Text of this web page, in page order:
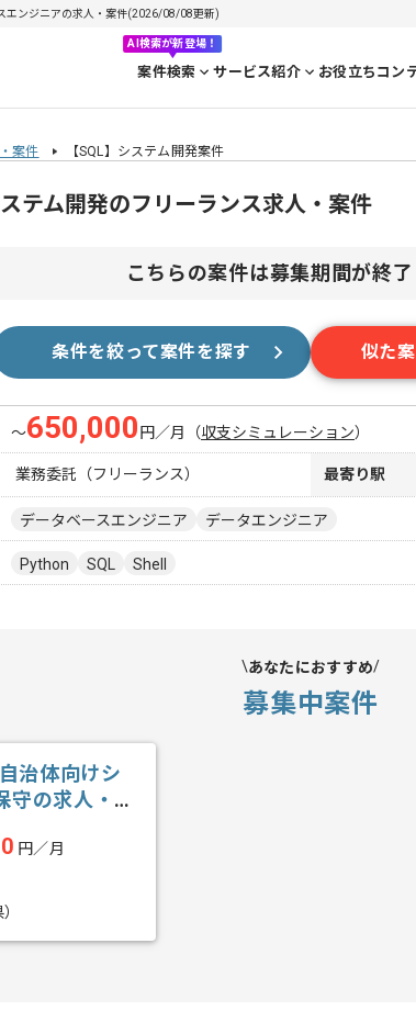
エンジニアの求人・案件(2026/08/08更新)
AI検索が新登場！
案件検索 サービス紹介 お役立ちコン
案件 【SQL】システム開発案件
ステム開発のフリーランス求人・案件
こちらの案件は募集期間が終
条件を絞って案件を探す 似た
〜650,000 円／月 （収支シミュレーション）
業務委託（フリーランス） 最寄り駅
データベースエンジニア データエンジニア
Python SQL Shell
あなたにおすすめ
募集中案件
治体向けシ
守の求人・案
円／月